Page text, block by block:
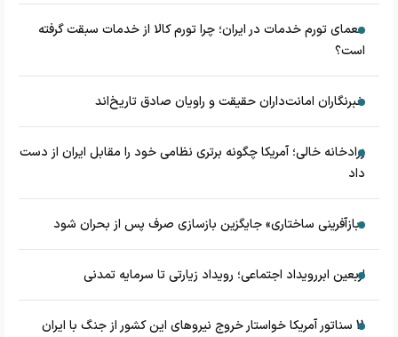
معمای تورم خدمات در ایران؛ چرا تورم کالا از خدمات سبقت گرفته
است؟
خبرنگاران امانت‌داران حقیقت و راویان صادق تاریخ‌اند
زرادخانه‌ خالی؛ آمریکا چگونه برتری نظامی خود را مقابل ایران از دست
داد
«بازآفرینی ساختاری» جایگزین بازسازی صرف پس از بحران شود
اربعین ابررویداد اجتماعی؛ رویداد زیارتی تا سرمایه تمدنی
11 سناتور آمریکا خواستار خروج نیروهای این کشور از جنگ با ایران